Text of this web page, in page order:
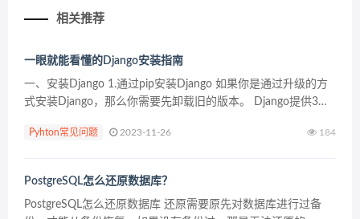
相关推荐
一眼就能看懂的Django安装指南
一、安装Django 1.通过pip安装Django 如果你是通过升级的方
式安装Django，那么你需要先卸载旧的版本。 Django提供3种
行版本（Linux）官...
Pyhton常见问题 2023-11-26 184
PostgreSQL怎么还原数据库？
PostgreSQL怎么还原数据库 还原需要原先对数据库进行过备